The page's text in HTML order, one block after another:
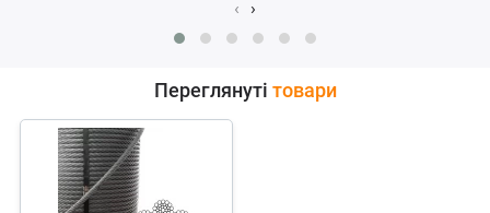
‹ ›
Переглянуті товари